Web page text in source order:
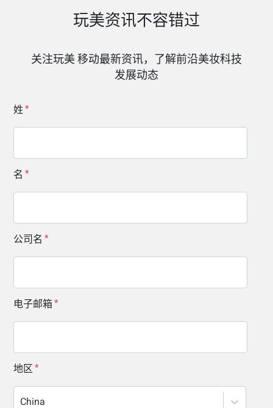
玩美资讯不容错过
关注玩美 移动最新资讯，了解前沿美妆科技
发展动态
姓
名
公司名
电子邮箱
地区
China